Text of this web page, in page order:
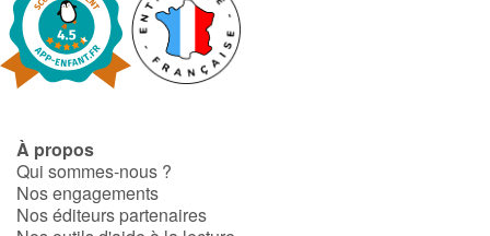
Art, espace, activité
Documentaires
Quotidien et loisirs
À l'école
À propos
Qui sommes-nous ?
Nos engagements
Nos éditeurs partenaires